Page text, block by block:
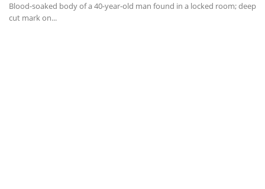
Blood-soaked body of a 40-year-old man found in a locked room; deep
cut mark on...